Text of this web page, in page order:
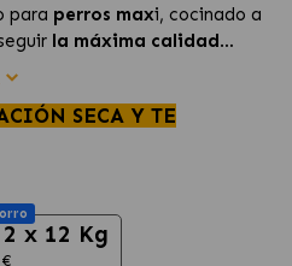
para perros maxi, cocinado a
la máxima calidad
excepcional.
para satisfacer
de perros grandes que
fomentan u
de los perros de
su alimentación.
SECA Y TE
x 12 Kg